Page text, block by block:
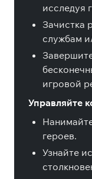
исследуя
Зачистка
службам
игровой
Управляйте
героев.
Узнайте